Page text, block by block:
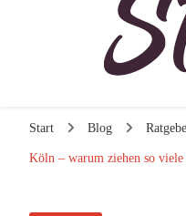
Start Blog
Köln – warum ziehen so